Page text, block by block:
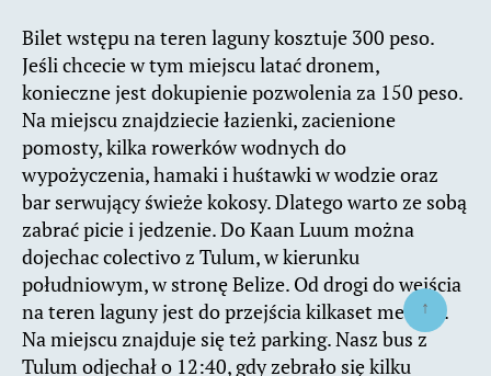
Bilet wstępu na teren laguny kosztuje 300 peso.
Jeśli chcecie w tym miejscu latać dronem,
konieczne jest dokupienie pozwolenia za 150 peso.
Na miejscu znajdziecie łazienki, zacienione
pomosty, kilka rowerków wodnych do
wypożyczenia, hamaki i huśtawki w wodzie oraz
bar serwujący świeże kokosy. Dlatego warto ze sobą
zabrać picie i jedzenie. Do Kaan Luum można
dojechac colectivo z Tulum, w kierunku
południowym, w stronę Belize. Od drogi do wejścia
na teren laguny jest do przejścia kilkaset metrów.
Na miejscu znajduje się też parking. Nasz bus z
Tulum odjechał o 12:40, gdy zebrało się kilku
↑